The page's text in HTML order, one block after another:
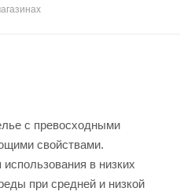
с превосходными
свойствами.
в низких
при средней и низкой